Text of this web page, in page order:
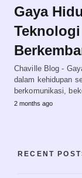
Gaya
Chaville Blog -
dalam kehidupan
berkomunikasi,
2 months ago
RECENT